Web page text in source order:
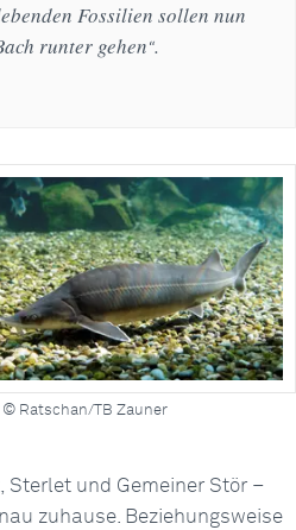
Fossilien sollen nun
runter gehen“.
© Ratschan/TB Zauner
Sterlet und Gemeiner Stör –
zuhause. Beziehungsweise